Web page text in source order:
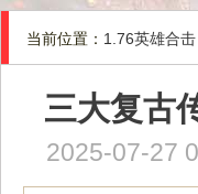
当前位置： 1.76英雄合击
三大复古
2025-07-27